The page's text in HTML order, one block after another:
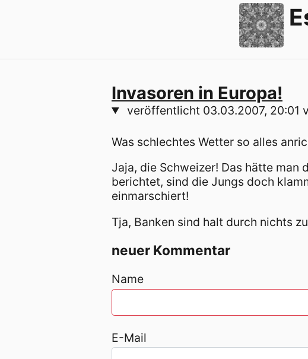
Invasoren in Europa!
veröffentlicht 03.03.2007, 20:01
Was schlechtes Wetter so alles
Jaja, die Schweizer! Das hätte man
berichtet, sind die Jungs doch
einmarschiert!
Tja, Banken sind halt durch nichts
neuer Kommentar
Name
E-Mail